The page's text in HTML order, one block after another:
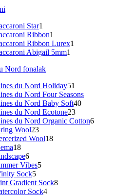
Star1
Ribbon1
Ribbon Lurex1
Abigail 5mm1
Nord fonalak
du Nord Holiday51
du Nord Four Seasons
du Nord Baby Soft40
du Nord Ecotone23
du Nord Organic Cotton6
Wool23
Wool18
18
6
Vibes5
Sock5
Gradient Sock8
Sock4